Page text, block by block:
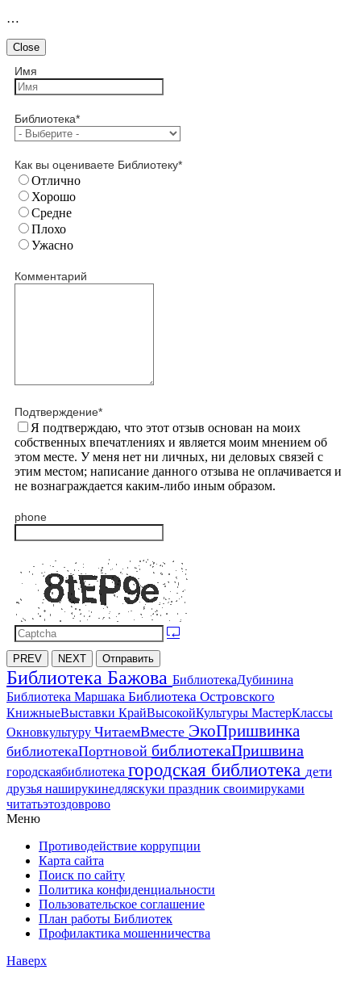
…
Close
Имя
Библиотека*
Как вы оцениваете Библиотеку*
Отлично
Хорошо
Средне
Плохо
Ужасно
Комментарий
Подтверждение*
Я подтверждаю, что этот отзыв основан на моих
собственных впечатлениях и является моим мнением об
этом месте. У меня нет ни личных, ни деловых связей с
этим местом; написание данного отзыва не оплачивается и
не вознаграждается каким-либо иным образом.
phone
PREV NEXT Отправить
Библиотека Бажова БиблиотекаДубинина
Библиотека Маршака Библиотека Островского
КнижныеВыставки КрайВысокойКультуры МастерКлассы
Окновкультуру ЧитаемВместе ЭкоПришвинка
библиотекаПортновой библиотекаПришвина
городскаябиблиотека городская библиотека дети
друзья наширукинедляскуки праздник своимируками
читатьэтоздоврово
Меню
Противодействие коррупции
Карта сайта
Поиск по сайту
Политика конфиденциальности
Пользовательское соглашение
План работы Библиотек
Профилактика мошенничества
Наверх